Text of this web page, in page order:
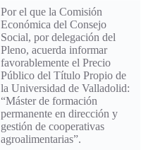
Por el que la Comisión
Económica del Consejo
Social, por delegación del
Pleno, acuerda informar
favorablemente el Precio
Público del Título Propio de
la Universidad de Valladolid:
“Máster de formación
permanente en dirección y
gestión de cooperativas
agroalimentarias”.